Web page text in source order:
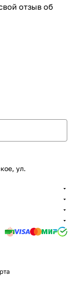
отзыв об
ул.